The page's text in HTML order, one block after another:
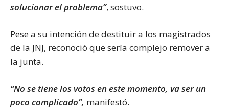
solucionar el problema”, sostuvo.
Pese a su intención de destituir a los magistrados
de la JNJ, reconoció que sería complejo remover a
la junta.
“No se tiene los votos en este momento, va ser un
poco complicado”, manifestó.